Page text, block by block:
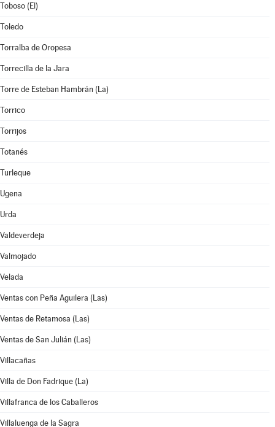
Toboso (El)
Toledo
Torralba de Oropesa
Torrecilla de la Jara
Torre de Esteban Hambrán (La)
Torrico
Torrijos
Totanés
Turleque
Ugena
Urda
Valdeverdeja
Valmojado
Velada
Ventas con Peña Aguilera (Las)
Ventas de Retamosa (Las)
Ventas de San Julián (Las)
Villacañas
Villa de Don Fadrique (La)
Villafranca de los Caballeros
Villaluenga de la Sagra